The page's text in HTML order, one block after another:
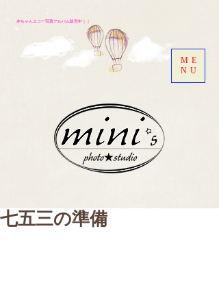
赤ちゃんエコー写真アルバム販売中
ME
NU
七五三の準備